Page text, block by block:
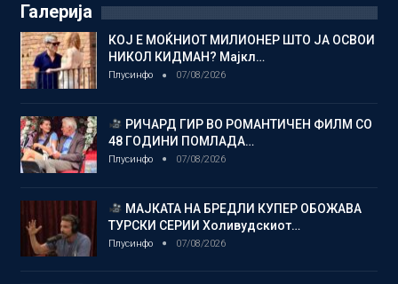
Галерија
КОЈ Е МОЌНИОТ МИЛИОНЕР ШТО ЈА ОСВОИ
НИКОЛ КИДМАН? Мајкл…
Плусинфо 07/08/2026
РИЧАРД ГИР ВО РОМАНТИЧЕН ФИЛМ СО
48 ГОДИНИ ПОМЛАДА…
Плусинфо 07/08/2026
МАЈКАТА НА БРЕДЛИ КУПЕР ОБОЖАВА
ТУРСКИ СЕРИИ Холивудскиот…
Плусинфо 07/08/2026